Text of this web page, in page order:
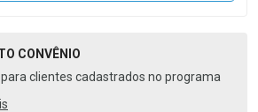
CONVÊNIO
para clientes cadastrados no programa